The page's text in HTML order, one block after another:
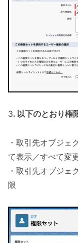
3. 以下のとおり権
・取引先オブジェ
て表示／すべて変
・取引先オブジェ
限